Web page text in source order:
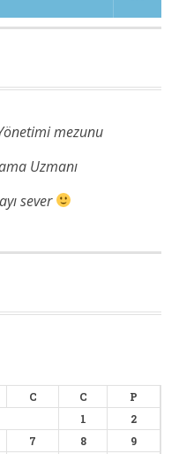
mezunu
Uzmanı
sever
C C
P
1
2
7 8
9